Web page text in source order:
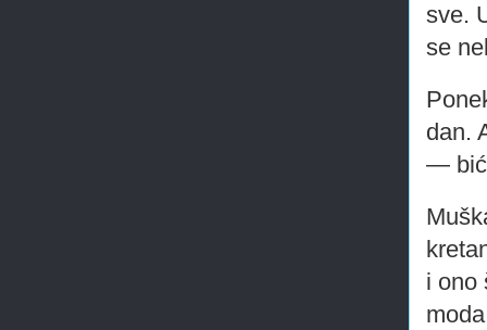
sve.
se
dan.
—
i ono